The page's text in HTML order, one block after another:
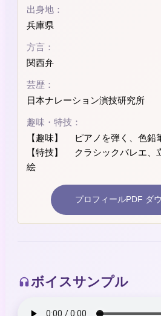
出身地：
兵庫県
方言：
関西弁
芸歴：
日本ナレーション演技研究所
趣味・特技：
【趣味】 ピアノを弾く、色
【特技】 クラシックバレエ、
絵
プロフィールPDF ダ
ボイスサンプル